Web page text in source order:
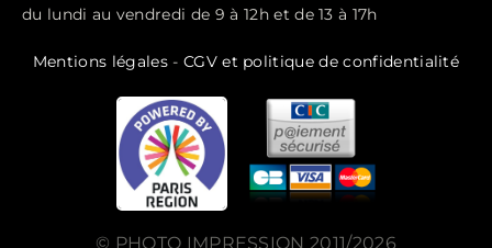
du lundi au vendredi de 9 à 12h et de 13 à 17h
Mentions légales - CGV et politique de confidentialité
© PHOTO IMPRESSION 2011/2026